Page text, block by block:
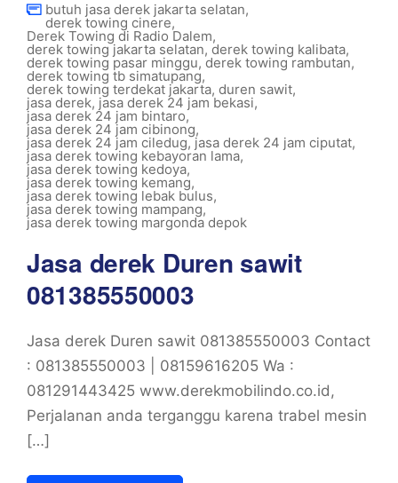
butuh jasa derek jakarta selatan,
derek towing cinere,
Derek Towing di Radio Dalem,
derek towing jakarta selatan, derek towing kalibata,
derek towing pasar minggu, derek towing rambutan,
derek towing tb simatupang,
derek towing terdekat jakarta, duren sawit,
jasa derek, jasa derek 24 jam bekasi,
jasa derek 24 jam bintaro,
jasa derek 24 jam cibinong,
jasa derek 24 jam ciledug,jasa derek 24 jam ciputat,
jasa derek towing kebayoran lama,
jasa derek towing kedoya,
jasa derek towing kemang,
jasa derek towing lebak bulus,
jasa derek towing mampang,
jasa derek towing margonda depok
Jasa derek Duren sawit
081385550003
Jasa derek Duren sawit 081385550003 Contact
: 081385550003 | 08159616205 Wa :
081291443425 www.derekmobilindo.co.id,
Perjalanan anda terganggu karena trabel mesin
[…]